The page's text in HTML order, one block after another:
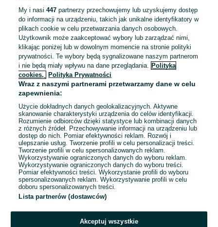
Toyota: Pracownik/-czka Utrzymania
Ruchu (Jelcz-Laskowice)
TMMP Jelcz-Laskowice
8 870 - 9 934 zł / mies. brutto
Oława
Pełny etat
Umowa o pracę
Odpowiednie doświadczenie zawodowe
Dyspozycyjność: Praca zmianowa
Pracownicy z Ukrainy: 🇺🇦 Запрошуємо людей з України
(Zapraszamy pracowników z Ukrainy)
Odświeżono dnia 05 sierpnia 2026
My i nasi447 partnerzy przechowujemy lub uzyskujemy dostęp
do informacji na urządzeniu, takich jak unikalne identyfikatory w
plikach cookie w celu przetwarzania danych osobowych.
Użytkownik może zaakceptować wybory lub zarządzać nimi,
klikając poniżej lub w dowolnym momencie na stronie polityki
prywatności. Te wybory będą sygnalizowane naszym partnerom
i nie będą miały wpływu na dane przeglądania. Polityka
cookies,
Polityka Prywatności
Wraz z naszymi partnerami przetwarzamy dane w celu
zapewnienia:
Użycie dokładnych danych geolokalizacyjnych. Aktywne
skanowanie charakterystyki urządzenia do celów identyfikacji.
Rozumienie odbiorców dzięki statystyce lub kombinacji danych
z różnych źródeł. Przechowywanie informacji na urządzeniu lub
dostęp do nich. Pomiar efektywności reklam. Rozwój i
ulepszanie usług. Tworzenie profili w celu personalizacji treści.
Tworzenie profili w celu spersonalizowanych reklam.
Wykorzystywanie ograniczonych danych do wyboru reklam.
Wykorzystywanie ograniczonych danych do wyboru treści.
Pomiar efektywności treści. Wykorzystanie profili do wyboru
spersonalizowanych reklam. Wykorzystywanie profili w celu
doboru spersonalizowanych treści.
Lista partnerów (dostawców)
Akceptuj wszystkie